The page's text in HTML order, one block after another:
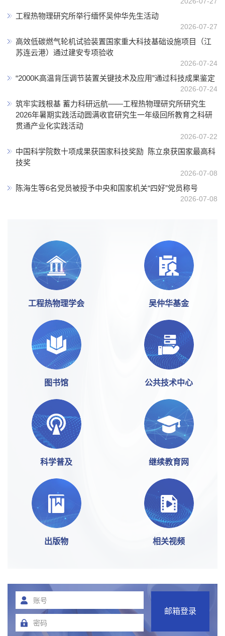
工程热物理研究所举行缅怀吴仲华先生活动
2026-07-27
高效低碳燃气轮机试验装置国家重大科技基础设施项目（江
苏连云港）通过建安专项验收
2026-07-24
“2000K高温背压调节装置关键技术及应用”通过科技成果鉴定
2026-07-24
筑牢实践根基 蓄力科研远航——工程热物理研究所研究生
2026年暑期实践活动圆满收官研究生一年级回所教育之科研
贯通产业化实践活动
2026-07-22
中国科学院数十项成果获国家科技奖励 陈立泉获国家最高科
技奖
2026-07-08
陈海生等6名党员被授予中央和国家机关“四好”党员称号
2026-07-08
工程热物理学会 吴仲华基金
图书馆 公共技术中心
科学普及 继续教育网
出版物 相关视频